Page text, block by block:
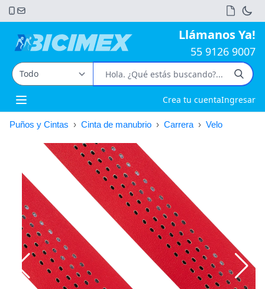
Llámanos Ya!
55 9126 9007
Open main menu Crea tu cuentaIngresar
Puños y Cintas › Cinta de manubrio › Carrera › Velo